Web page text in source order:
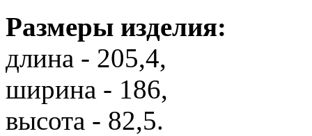
Размеры изделия:
длина - 205,4,
ширина - 186,
высота - 82,5.